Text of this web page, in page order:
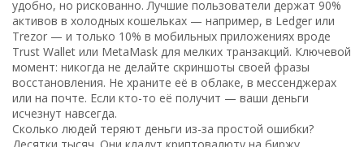
удобно, но рискованно. Лучшие пользователи держат 90%
активов в холодных кошельках — например, в Ledger или
Trezor — и только 10% в мобильных приложениях вроде
Trust Wallet или MetaMask для мелких транзакций. Ключевой
момент: никогда не делайте скриншоты своей фразы
восстановления. Не храните её в облаке, в мессенджерах
или на почте. Если кто-то её получит — ваши деньги
исчезнут навсегда.
Сколько людей теряют деньги из-за простой ошибки?